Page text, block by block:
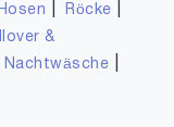
Hosen Röcke
&
Nachtwäsche